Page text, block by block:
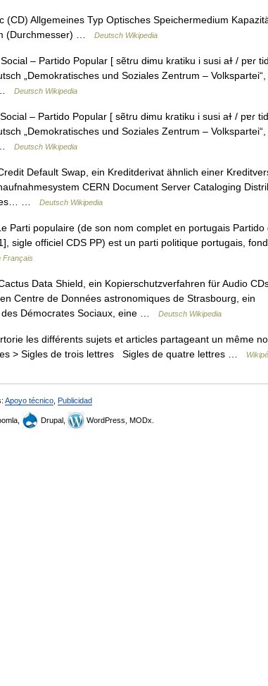
Allgemeines Typ Optisches Speichermedium
(Durchmesser) …
Deutsch Wikipedia
– Partido Popular [ sẽtɾu dɨmu kɾatiku i susi aɫ / pɐɾ
„Demokratisches und Soziales Zentrum –
…
Deutsch Wikipedia
– Partido Popular [ sẽtɾu dɨmu kɾatiku i susi aɫ / pɐɾ
„Demokratisches und Soziales Zentrum –
…
Deutsch Wikipedia
Default Swap, ein Kreditderivat ähnlich einer
CERN Document Server Cataloging
…
Deutsch Wikipedia
Parti populaire (de son nom complet en portugais Partido
sigle officiel CDS PP) est un parti politique portugais,
Français
Data Shield, ein Kopierschutzverfahren für Audio
Centre de Données astronomiques de Strasbourg, ein
Démocrates Sociaux, eine …
Deutsch Wikipedia
les différents sujets et articles partageant un même
> Sigles de trois lettres Sigles de quatre lettres …
Apoyo técnico Publicidad
Drupal, WordPress, MODx.